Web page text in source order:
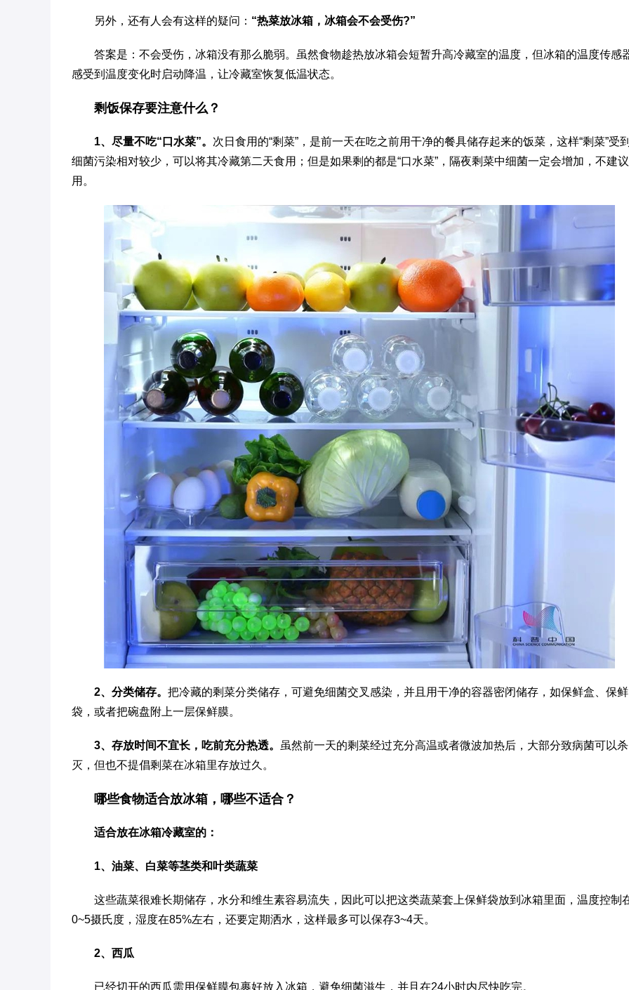
另外，还有人会有这样的疑问： “热菜放冰箱，冰箱会不会受伤?”
答案是：不会受伤，冰箱没有那么脆弱。虽然食物趁热放冰箱会短暂升高冷藏室的温度，但冰箱的温度传感
感受到温度变化时启动降温，让冷藏室恢复低温状态。
剩饭保存要注意什么？
1、尽量不吃“口水菜”。 次日食用的“剩菜”，是前一天在吃之前用干净的餐具储存起来的饭菜，这样“剩菜”受
细菌污染相对较少，可以将其冷藏第二天食用；但是如果剩的都是“口水菜”，隔夜剩菜中细菌一定会增加，不建
用。
2、分类储存。 把冷藏的剩菜分类储存，可避免细菌交叉感染，并且用干净的容器密闭储存，如保鲜盒、保鲜
袋，或者把碗盘附上一层保鲜膜。
3、存放时间不宜长，吃前充分热透。
虽然前一天的剩菜经过充分高温或者微波加热后，大部分致病菌可以杀
灭，但也不提倡剩菜在冰箱里存放过久。
哪些食物适合放冰箱，哪些不适合？
适合放在冰箱冷藏室的：
1、油菜、白菜等茎类和叶类蔬菜
这些蔬菜很难长期储存，水分和维生素容易流失，因此可以把这类蔬菜套上保鲜袋放到冰箱里面，温度控制
0~5摄氏度，湿度在85%左右，还要定期洒水，这样最多可以保存3~4天。
2、西瓜
已经切开的西瓜需用保鲜膜包裹好放入冰箱，避免细菌滋生，并且在24小时内尽快吃完。